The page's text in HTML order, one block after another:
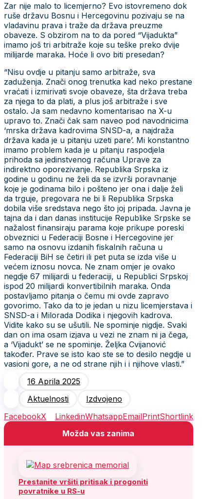
Zar nije malo to licemjerno? Evo istovremeno dok
ruše državu Bosnu i Hercegovinu pozivaju se na
vladavinu prava i traže da država preuzme
obaveze. S obzirom na to da pored “Vijadukta”
imamo još tri arbitraže koje su teške preko dvije
milijarde maraka. Hoće li ovo biti presedan?
“Nisu ovdje u pitanju samo arbitraže, sva
zaduženja. Znači onog trenutka kad neko prestane
vraćati i izmirivati svoje obaveze, šta država treba
za njega to da plati, a plus još arbitraže i sve
ostalo. Ja sam nedavno komentarisao na X-u
upravo to. Znači čak sam naveo pod navodnicima
‘mrska država kadrovima SNSD-a, a najdraža
država kada je u pitanju uzeti pare’. Mi konstantno
imamo problem kada je u pitanju raspodjela
prihoda sa jedinstvenog računa Uprave za
indirektno oporezivanje. Republika Srpska iz
godine u godinu ne želi da se izvrši poravnanje
koje je godinama bilo i pošteno jer ona i dalje želi
da trguje, pregovara ne bi li Republika Srpska
dobila više sredstava nego što joj pripada. Javna je
tajna da i dan danas institucije Republike Srpske se
nažalost finansiraju parama koje prikupe poreski
obveznici u Federaciji Bosne i Hercegovine jer
samo na osnovu izdanih fiskalnih računa u
Federaciji BiH se četiri ili pet puta se izda više u
većem iznosu novca. Ne znam omjer je ovako
negdje 67 milijardi u federaciji, u Republici Srpskoj
ispod 20 milijardi konvertibilnih maraka. Onda
postavljamo pitanja o čemu mi ovde zapravo
govorimo. Tako da to je jedan u nizu licemjerstava i
SNSD-a i Milorada Dodika i njegovih kadrova.
Vidite kako su se ušutili. Ne spominje nigdje. Svaki
dan on ima osam izjava u vezi ne znam ni ja čega,
a ‘Vijadukt’ se ne spominje. Željka Cvijanović
također. Prave se isto kao ste se to desilo negdje u
vasioni gore, a ne od strane njih i i njihove vlasti.”
16 Aprila 2025
Aktuelnosti
Izdvojeno
FacebookX LinkedinWhatsappEmailPrintShortlink
Možda vas zanima
Prestanite vršiti pritisak i progoniti
povratnike u RS-u